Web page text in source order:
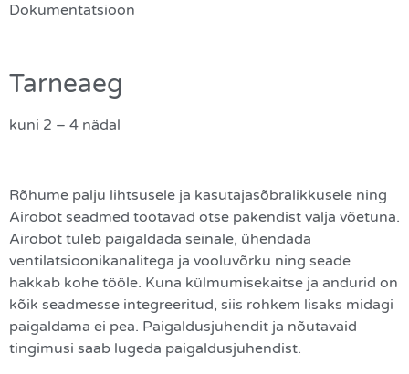
Dokumentatsioon
Tarneaeg
kuni 2 – 4 nädal
Rõhume palju lihtsusele ja kasutajasõbralikkusele ning
Airobot seadmed töötavad otse pakendist välja võetuna.
Airobot tuleb paigaldada seinale, ühendada
ventilatsioonikanalitega ja vooluvõrku ning seade
hakkab kohe tööle. Kuna külmumisekaitse ja andurid on
kõik seadmesse integreeritud, siis rohkem lisaks midagi
paigaldama ei pea. Paigaldusjuhendit ja nõutavaid
tingimusi saab lugeda paigaldusjuhendist.